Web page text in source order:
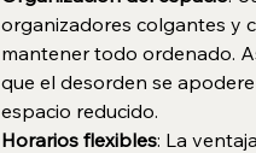
organizadores colgantes y
mantener todo ordenado.
que el desorden se
espacio reducido.
Horarios flexibles: La